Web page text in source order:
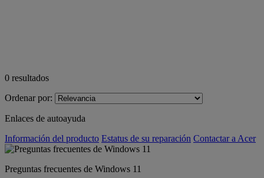
0 resultados
Ordenar por:
Enlaces de autoayuda
Información del producto Estatus de su reparación Contactar a Acer
Preguntas frecuentes de Windows 11